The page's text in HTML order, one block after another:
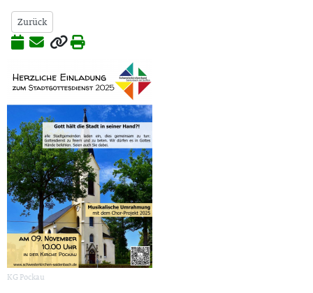
Zurück
KG Pockau